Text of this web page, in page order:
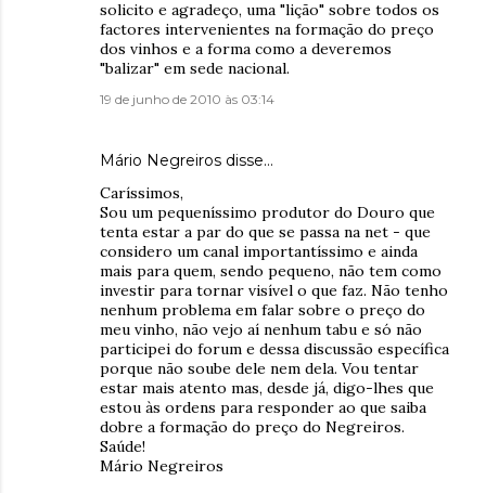
solicito e agradeço, uma "lição" sobre todos os
factores intervenientes na formação do preço
dos vinhos e a forma como a deveremos
"balizar" em sede nacional.
19 de junho de 2010 às 03:14
Mário Negreiros disse…
Caríssimos,
Sou um pequeníssimo produtor do Douro que
tenta estar a par do que se passa na net - que
considero um canal importantíssimo e ainda
mais para quem, sendo pequeno, não tem como
investir para tornar visível o que faz. Não tenho
nenhum problema em falar sobre o preço do
meu vinho, não vejo aí nenhum tabu e só não
participei do forum e dessa discussão específica
porque não soube dele nem dela. Vou tentar
estar mais atento mas, desde já, digo-lhes que
estou às ordens para responder ao que saiba
dobre a formação do preço do Negreiros.
Saúde!
Mário Negreiros